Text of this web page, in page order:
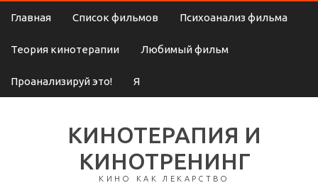
Главная Список фильмов Психоанализ фильма
Теория кинотерапии Любимый фильм
Проанализируй это! Я
КИНОТЕРАПИЯ И
КИНОТРЕНИНГ
КИНО КАК ЛЕКАРСТВО